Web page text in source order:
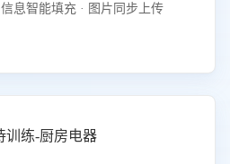
息智能填充 · 图片同步上传
训练-厨房电器